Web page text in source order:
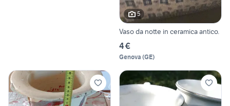
5
Vaso da notte in ceramica antico.
4 €
Genova (GE)